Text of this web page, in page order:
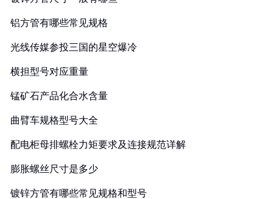
铝方管有哪些常见规格
光线传媒参投三国的星空爆冷
横担型号对应重量
锰矿石产品化合水含量
曲臂车规格型号大全
配电柜母排螺栓力矩要求及连接规范详解
膨胀螺丝尺寸是多少
镀锌方管有哪些常见规格和型号